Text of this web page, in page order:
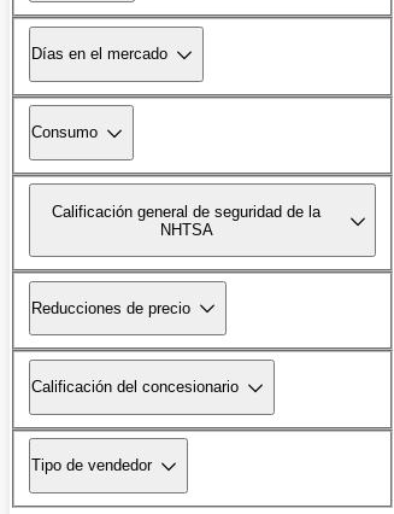
Días en el mercado
Consumo
Calificación general de seguridad de la
NHTSA
Reducciones de precio
Calificación del concesionario
Tipo de vendedor